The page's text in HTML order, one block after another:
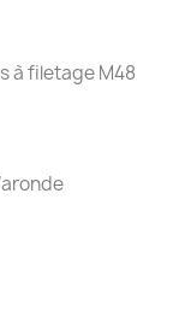
à filetage M48